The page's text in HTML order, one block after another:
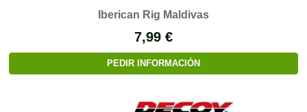
Iberican Rig Maldivas
7,99 €
PEDIR INFORMACIÓN